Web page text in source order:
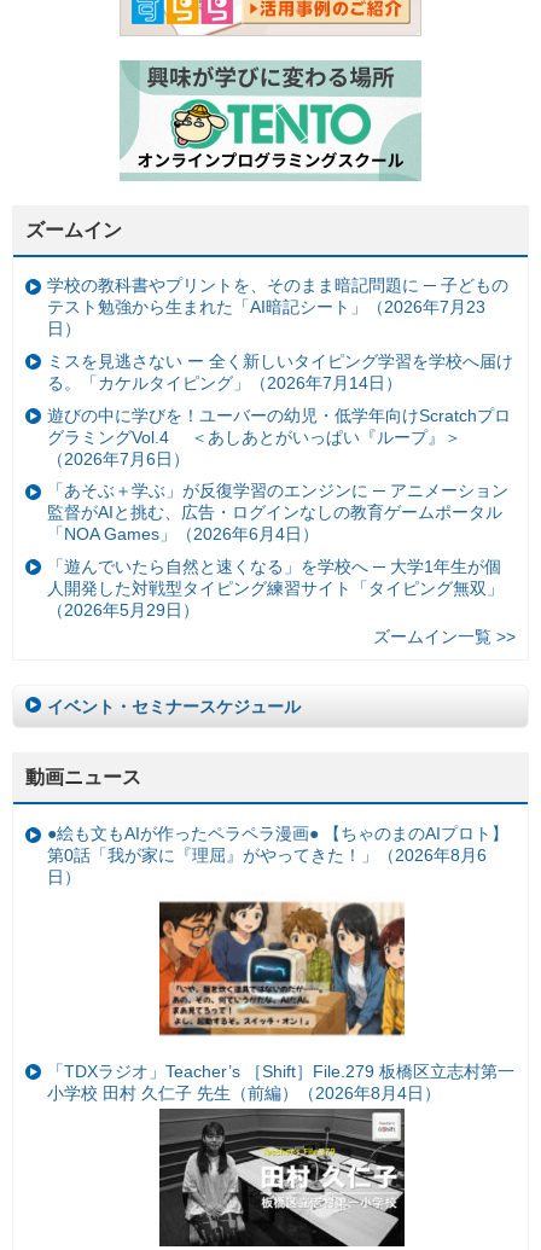
ズームイン
学校の教科書やプリントを、そのまま暗記問題に ─ 子どもの
テスト勉強から生まれた「AI暗記シート」（2026年7月23
日）
ミスを見逃さない ー 全く新しいタイピング学習を学校へ届け
る。「カケルタイピング」（2026年7月14日）
遊びの中に学びを！ユーバーの幼児・低学年向けScratchプロ
グラミングVol.4 ＜あしあとがいっぱい『ループ』＞
（2026年7月6日）
「あそぶ＋学ぶ」が反復学習のエンジンに ─ アニメーション
監督がAIと挑む、広告・ログインなしの教育ゲームポータル
「NOA Games」（2026年6月4日）
「遊んでいたら自然と速くなる」を学校へ ─ 大学1年生が個
人開発した対戦型タイピング練習サイト「タイピング無双」
（2026年5月29日）
ズームイン一覧 >>
イベント・セミナースケジュール
動画ニュース
●絵も文もAIが作ったペラペラ漫画● 【ちゃのまのAIプロト】
第0話「我が家に『理屈』がやってきた！」（2026年8月6
日）
「TDXラジオ」Teacher’s ［Shift］File.279 板橋区立志村第一
小学校 田村 久仁子 先生（前編）（2026年8月4日）